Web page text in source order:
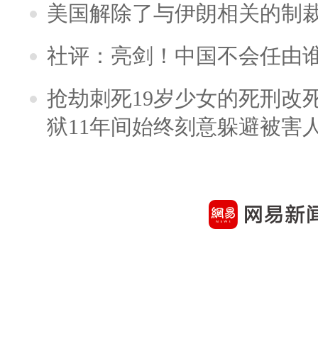
美国解除了与伊朗相关的制
社评：亮剑！中国不会任由
抢劫刺死19岁少女的死刑改
狱11年间始终刻意躲避被害